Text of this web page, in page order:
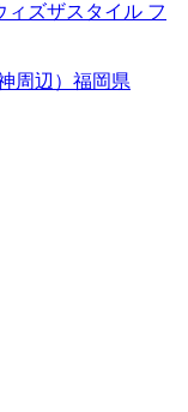
ズザスタイル フ
周辺） 福岡県